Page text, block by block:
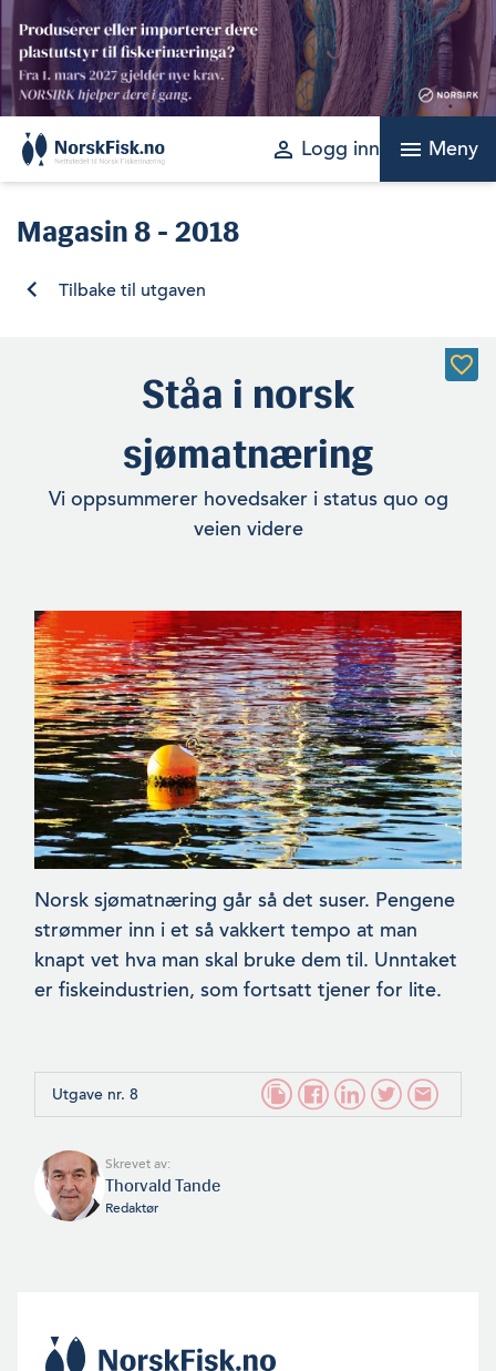
Skip
content
perm_identity Logg inn menu Meny
Magasin8 - 2018
Tilbake til utgaven
Ståa i norsk
sjømatnæring
Vi oppsummerer hovedsaker i status quo og
veien videre
Norsk sjømatnæring går så det suser. Pengene
strømmer inn i et så vakkert tempo at man
knapt vet hva man skal bruke dem til. Unnta­ket
er fiskeindustrien, som fortsatt tjener for lite.
Utgave nr. 8
Skrevet av:
Thorvald Tande
Redaktør